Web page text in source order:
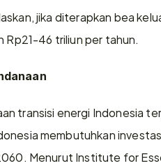
jika diterapkan bea
Rp21-46 triliun per tahun.
transisi energi Indonesia
membutuhkan
Menurut Institute for